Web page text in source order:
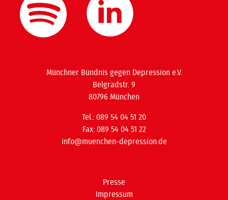
Münchner Bündnis gegen Depression e.V.
Belgradstr. 9
80796 München
Tel.: 089 54 04 51 20
Fax: 089 54 04 51 22
info@muenchen-depression.de
Presse
Impressum